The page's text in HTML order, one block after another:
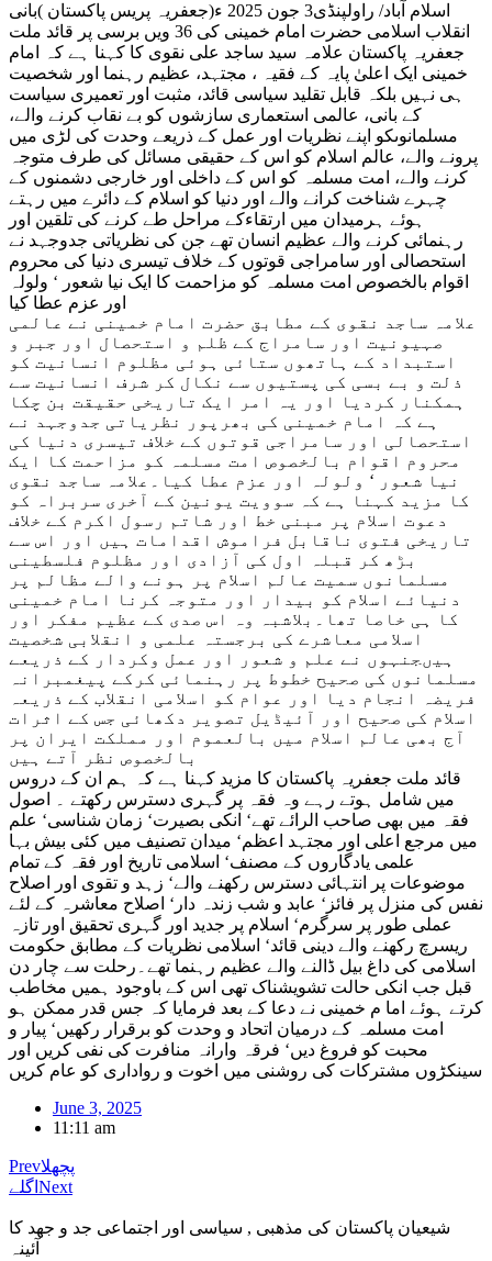
اسلام آباد/ راولپنڈی3 جون 2025 ء(جعفریہ پریس پاکستان )بانی
انقلاب اسلامی حضرت امام خمینی کی 36 ویں برسی پر قائد ملت
جعفریہ پاکستان علامہ سید ساجد علی نقوی کا کہنا ہے کہ امام
خمینی ایک اعلیٰ پایہ کے فقیہ ، مجتہد، عظیم رہنما اور شخصیت
ہی نہیں بلکہ قابل تقلید سیاسی قائد، مثبت اور تعمیری سیاست
کے بانی، عالمی استعماری سازشوں کو بے نقاب کرنے والے،
مسلمانوںکو اپنے نظریات اور عمل کے ذریعے وحدت کی لڑی میں
پرونے والے، عالم اسلام کو اس کے حقیقی مسائل کی طرف متوجہ
کرنے والے، امت مسلمہ کو اس کے داخلی اور خارجی دشمنوں کے
چہرے شناخت کرانے والے اور دنیا کو اسلام کے دائرے میں رہتے
ہوئے ہرمیدان میں ارتقاءکے مراحل طے کرنے کی تلقین اور
رہنمائی کرنے والے عظیم انسان تھے جن کی نظریاتی جدوجہد نے
استحصالی اور سامراجی قوتوں کے خلاف تیسری دنیا کی محروم
اقوام بالخصوص امت مسلمہ کو مزاحمت کا ایک نیا شعور ‘ ولولہ
اور عزم عطا کیا
علامہ ساجد نقوی کے مطابق حضرت امام خمینی نے عالمی
صہیونیت اور سامراج کے ظلم و استحصال اور جبر و
استبداد کے ہاتھوں ستائی ہوئی مظلوم انسانیت کو
ذلت و بے بسی کی پستیوں سے نکال کر شرف انسانیت سے
ہمکنار کردیا اور یہ امر ایک تاریخی حقیقت بن چکا
ہے کہ امام خمینی کی بھرپور نظریاتی جدوجہد نے
استحصالی اور سامراجی قوتوں کے خلاف تیسری دنیا کی
محروم اقوام بالخصوص امت مسلمہ کو مزاحمت کا ایک
نیا شعور ‘ ولولہ اور عزم عطا کیا۔علامہ ساجد نقوی
کا مزید کہنا ہے کہ سوویت یونین کے آخری سربراہ کو
دعوت اسلام پر مبنی خط اور شاتم رسول اکرم کے خلاف
تاریخی فتوی ناقابل فراموش اقدامات ہیں اور اس سے
بڑھ کر قبلہ اول کی آزادی اور مظلوم فلسطینی
مسلمانوں سمیت عالم اسلام پر ہونے والے مظالم پر
دنیائے اسلام کو بیدار اور متوجہ کرنا امام خمینی
کا ہی خاصا تھا۔بلاشبہ وہ اس صدی کے عظیم مفکر اور
اسلامی معاشرے کی برجستہ علمی و انقلابی شخصیت
ہیںجنہوں نے علم و شعور اور عمل وکردار کے ذریعے
مسلمانوں کی صحیح خطوط پر رہنمائی کرکے پیغمبرانہ
فریضہ انجام دیا اور عوام کو اسلامی انقلاب کے ذریعہ
اسلام کی صحیح اور آئیڈیل تصویر دکھائی جس کے اثرات
آج بھی عالم اسلام میں بالعموم اور مملکت ایران پر
بالخصوص نظر آتے ہیں
قائد ملت جعفریہ پاکستان کا مزید کہنا ہے کہ ہم ان کے دروس
میں شامل ہوتے رہے وہ فقہ پر گہری دسترس رکھتے ۔ اصول
فقہ میں بھی صاحب الرائے تھے‘ انکی بصیرت‘ زمان شناسی‘ علم
میں مرجع اعلی اور مجتہد اعظم‘ میدان تصنیف میں کئی بیش بہا
علمی یادگاروں کے مصنف‘ اسلامی تاریخ اور فقہ کے تمام
موضوعات پر انتہائی دسترس رکھنے والے‘ زہد و تقوی اور اصلاح
نفس کی منزل پر فائز‘ عابد و شب زندہ دار‘ اصلاح معاشرہ کے لئے
عملی طور پر سرگرم‘ اسلام پر جدید اور گہری تحقیق اور تازہ
ریسرچ رکھنے والے دینی قائد‘ اسلامی نظریات کے مطابق حکومت
اسلامی کی داغ بیل ڈالنے والے عظیم رہنما تھے۔رحلت سے چار دن
قبل جب انکی حالت تشویشناک تھی اس کے باوجود ہمیں مخاطب
کرتے ہوئے اما م خمینی نے دعا کے بعد فرمایا کہ جس قدر ممکن ہو
امت مسلمہ کے درمیان اتحاد و وحدت کو برقرار رکھیں‘ پیار و
محبت کو فروغ دیں‘ فرقہ وارانہ منافرت کی نفی کریں اور
سینکڑوں مشترکات کی روشنی میں اخوت و رواداری کو عام کریں
June 3, 2025
11:11 am
Prevپچھلا
اگلے Next
شیعیان پاکستان کی مذهبی , سیاسی اور اجتماعی جد و جهد کا
آئینہ